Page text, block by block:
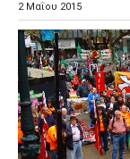
2 Μαΐου 2015